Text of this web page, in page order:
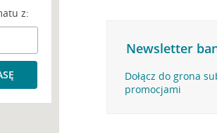
Newsletter
Dołącz do grona
promocjami
z: